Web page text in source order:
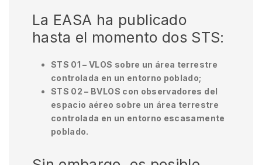
La EASA ha publicado
hasta el momento dos STS:
STS 01 – VLOS sobre un área terrestre
controlada en un entorno poblado;
STS 02 – BVLOS con observadores del
espacio aéreo sobre un área terrestre
controlada en un entorno escasamente
poblado.